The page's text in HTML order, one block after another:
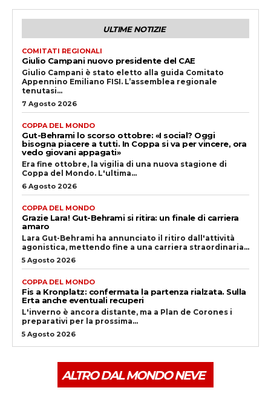
ULTIME NOTIZIE
COMITATI REGIONALI
Giulio Campani nuovo presidente del CAE
Giulio Campani è stato eletto alla guida Comitato
Appennino Emiliano FISI. L’assemblea regionale
tenutasi...
7 Agosto 2026
COPPA DEL MONDO
Gut-Behrami lo scorso ottobre: «I social? Oggi
bisogna piacere a tutti. In Coppa si va per vincere, ora
vedo giovani appagati»
Era fine ottobre, la vigilia di una nuova stagione di
Coppa del Mondo. L'ultima...
6 Agosto 2026
COPPA DEL MONDO
Grazie Lara! Gut-Behrami si ritira: un finale di carriera
amaro
Lara Gut-Behrami ha annunciato il ritiro dall'attività
agonistica, mettendo fine a una carriera straordinaria...
5 Agosto 2026
COPPA DEL MONDO
Fis a Kronplatz: confermata la partenza rialzata. Sulla
Erta anche eventuali recuperi
L'inverno è ancora distante, ma a Plan de Corones i
preparativi per la prossima...
5 Agosto 2026
ALTRO DAL MONDO NEVE